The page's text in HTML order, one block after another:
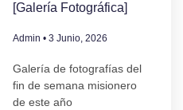
[Galería Fotográfica]
Admin 3 Junio, 2026
Galería de fotografías del
fin de semana misionero
de este año